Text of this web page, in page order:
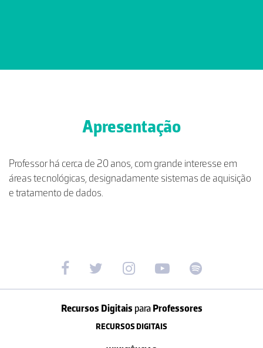
Apresentação
Professor há cerca de 20 anos, com grande interesse em
áreas tecnológicas, designadamente sistemas de aquisição
e tratamento de dados.
Recursos Digitais paraProfessores
RECURSOS DIGITAIS